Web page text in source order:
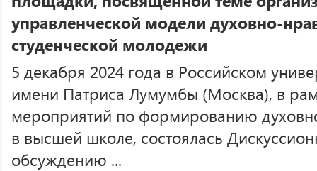
управленческой модели духовно-
студенческой молодежи
5 декабря 2024 года в Российском
имени Патриса Лумумбы (Москва), в
мероприятий по формированию
в высшей школе, состоялась
обсуждению ...